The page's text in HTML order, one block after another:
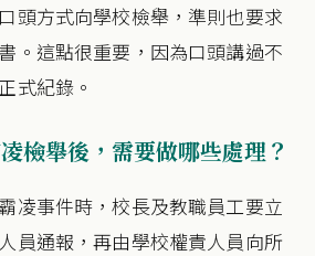
頭方式向學校檢舉，準則也要求
。這點很重要，因為口頭講過不
式紀錄。
檢舉後，需要做哪些處理？
凌事件時，校長及教職員工要立
員通報，再由學校權責人員向所